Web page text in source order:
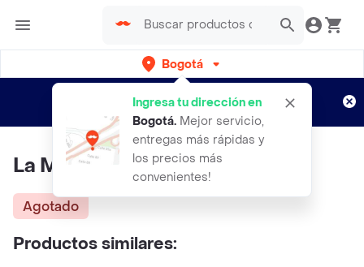
Bogotá
Ingresa tu dirección en
Bogotá. Mejor servicio,
entregas más rápidas y
los precios más
convenientes!
envíos gratis por semanas
Aplican TyC
La Muñeca Pasta Letras
Agotado
Productos similares: